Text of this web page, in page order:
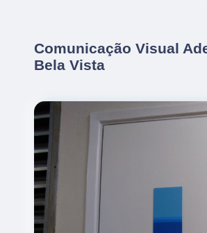
Comunicação Visual
Bela Vista